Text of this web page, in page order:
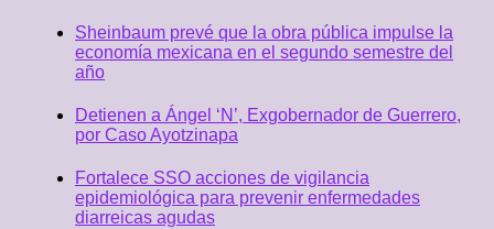
Sheinbaum prevé que la obra pública impulse la
economía mexicana en el segundo semestre del
año
Detienen a Ángel ‘N’, Exgobernador de Guerrero,
por Caso Ayotzinapa
Fortalece SSO acciones de vigilancia
epidemiológica para prevenir enfermedades
diarreicas agudas